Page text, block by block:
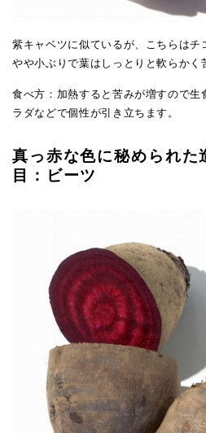
紫キャベツに似ているが、こちらはチ
やや小ぶりで葉はしっとりと軟らかく
食べ方：加熱すると苦みが増すので
ラダなどで個性が引き立ちます。
真っ赤な色に秘められた
目：ビーツ